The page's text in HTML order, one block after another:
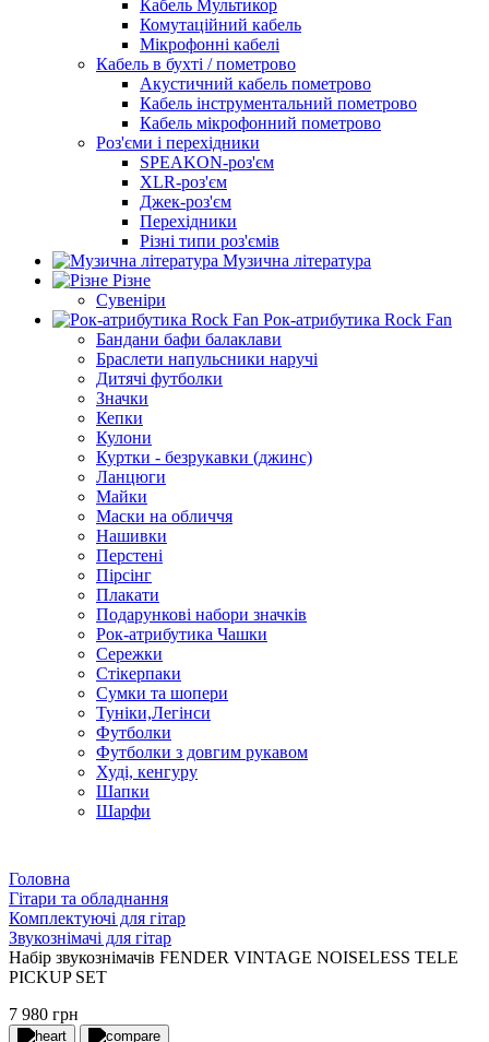
Кабель Мультикор
Комутаційний кабель
Мікрофонні кабелі
Кабель в бухті / пометрово
Акустичний кабель пометрово
Кабель інструментальний пометрово
Кабель мікрофонний пометрово
Роз'єми і перехідники
SPEAKON-роз'єм
XLR-роз'єм
Джек-роз'єм
Перехідники
Різні типи роз'ємів
Музична література
Різне
Сувеніри
Рок-атрибутика Rock Fan
Бандани бафи балаклави
Браслети напульсники наручі
Дитячі футболки
Значки
Кепки
Кулони
Куртки - безрукавки (джинс)
Ланцюги
Майки
Маски на обличчя
Нашивки
Перстені
Пірсінг
Плакати
Подарункові набори значків
Рок-атрибутика Чашки
Сережки
Стікерпаки
Сумки та шопери
Туніки,Легінси
Футболки
Футболки з довгим рукавом
Худі, кенгуру
Шапки
Шарфи
Головна
Гітари та обладнання
Комплектуючі для гітар
Звукознімачі для гітар
Набір звукознімачів FENDER VINTAGE NOISELESS TELE
PICKUP SET
7 980 грн